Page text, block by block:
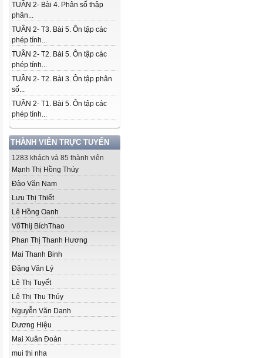
TUẦN 2- Bài 4. Phân số thập
phân...
TUẦN 2- T3. Bài 5. Ôn tập các
phép tính...
TUẦN 2- T2. Bài 5. Ôn tập các
phép tính...
TUẦN 2- T2. Bài 3. Ôn tập phân
số...
TUẦN 2- T1. Bài 5. Ôn tập các
phép tính...
THÀNH VIÊN TRỰC TUYẾN
1283 khách và 85 thành viên
Mạnh Thị Hồng Thúy
Đào Văn Nam
Lưu Thị Thiết
Lê Hồng Oanh
VõThij BíchThao
Phan Thị Thanh Hương
Mai Thanh Binh
Đặng Văn Lý
Lê Thị Tuyết
Lê Thị Thu Thúy
Nguyễn Văn Danh
Dương Hiệu
Mai Xuân Đoàn
mui thi nha